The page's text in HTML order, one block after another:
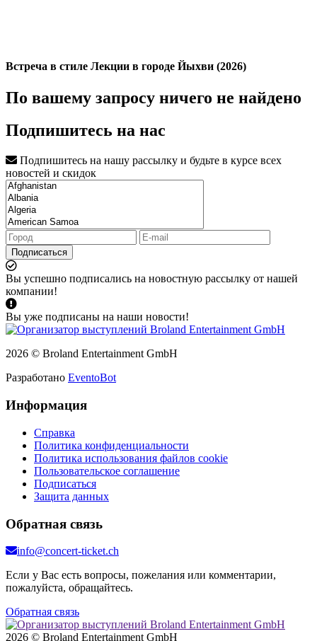
Встреча в стиле Лекции в городе Йыхви (2026)
По вашему запросу ничего не найдено
Подпишитесь на нас
Подпишитесь на нашу рассылку и будьте в курсе всех
новостей и скидок
Подписаться
Вы успешно подписались на новостную рассылку от нашей
компании!
Вы уже подписаны на наши новости!
2026 © Broland Entertainment GmbH
Разработано EventoBot
Информация
Справка
Политика конфиденциальности
Политика использования файлов cookie
Пользовательское соглашение
Подписаться
Защита данных
Обратная связь
info@concert-ticket.ch
Если у Вас есть вопросы, пожелания или комментарии,
пожалуйста, обращайтесь.
Обратная связь
2026 © Broland Entertainment GmbH